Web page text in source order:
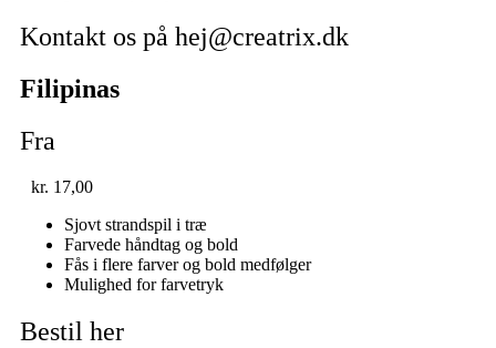
Kontakt os på hej@creatrix.dk
Filipinas
Fra
kr. 17,00
Sjovt strandspil i træ
Farvede håndtag og bold
Fås i flere farver og bold medfølger
Mulighed for farvetryk
Bestil her